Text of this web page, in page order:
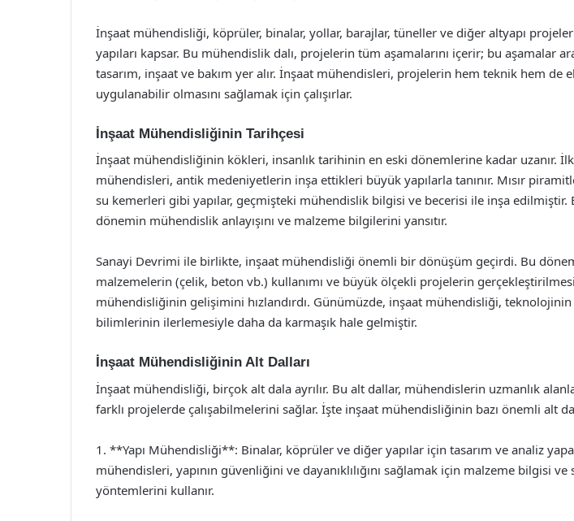
İnşaat mühendisliği, köprüler, binalar, yollar, barajlar, tüneller ve diğer altyapı
yapıları kapsar. Bu mühendislik dalı, projelerin tüm aşamalarını içerir; bu aşamalar
tasarım, inşaat ve bakım yer alır. İnşaat mühendisleri, projelerin hem teknik hem de
uygulanabilir olmasını sağlamak için çalışırlar.
İnşaat Mühendisliğinin Tarihçesi
İnşaat mühendisliğinin kökleri, insanlık tarihinin en eski dönemlerine kadar uzanır.
mühendisleri, antik medeniyetlerin inşa ettikleri büyük yapılarla tanınır. Mısır
su kemerleri gibi yapılar, geçmişteki mühendislik bilgisi ve becerisi ile inşa edilmiştir.
dönemin mühendislik anlayışını ve malzeme bilgilerini yansıtır.
Sanayi Devrimi ile birlikte, inşaat mühendisliği önemli bir dönüşüm geçirdi. Bu
malzemelerin (çelik, beton vb.) kullanımı ve büyük ölçekli projelerin
mühendisliğinin gelişimini hızlandırdı. Günümüzde, inşaat mühendisliği,
bilimlerinin ilerlemesiyle daha da karmaşık hale gelmiştir.
İnşaat Mühendisliğinin Alt Dalları
İnşaat mühendisliği, birçok alt dala ayrılır. Bu alt dallar, mühendislerin uzmanlık
farklı projelerde çalışabilmelerini sağlar. İşte inşaat mühendisliğinin bazı önemli alt
1. **Yapı Mühendisliği**: Binalar, köprüler ve diğer yapılar için tasarım ve analiz
mühendisleri, yapının güvenliğini ve dayanıklılığını sağlamak için malzeme bilgisi ve
yöntemlerini kullanır.